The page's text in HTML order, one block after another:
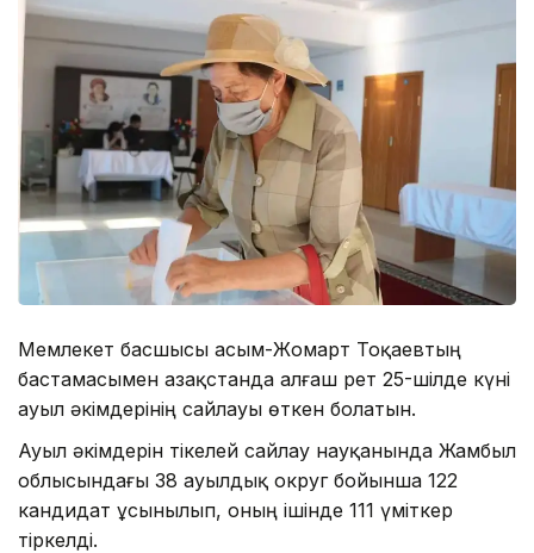
Мемлекет басшысы Қасым-Жомарт Тоқаевтың
бастамасымен Қазақстанда алғаш рет 25-шілде күні
ауыл әкімдерінің сайлауы өткен болатын.
Ауыл әкімдерін тікелей сайлау науқанында Жамбыл
облысындағы 38 ауылдық округ бойынша 122
кандидат ұсынылып, оның ішінде 111 үміткер
тіркелді.